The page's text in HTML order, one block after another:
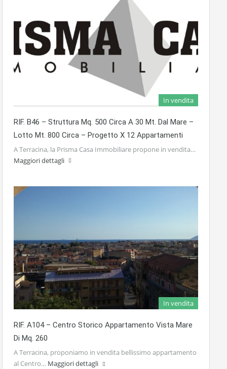
In vendita
RIF. B46 – Struttura Mq. 500 Circa A 30 Mt. Dal Mare –
Lotto Mt. 800 Circa – Progetto X 12 Appartamenti
A Terracina, la Prisma Casa Immobiliare propone in vendita…
Maggiori dettagli
In vendita
RIF. A104 – Centro Storico Appartamento Vista Mare
Di Mq. 260
A Terracina, proponiamo in vendita bellissimo appartamento
al Centro… Maggiori dettagli